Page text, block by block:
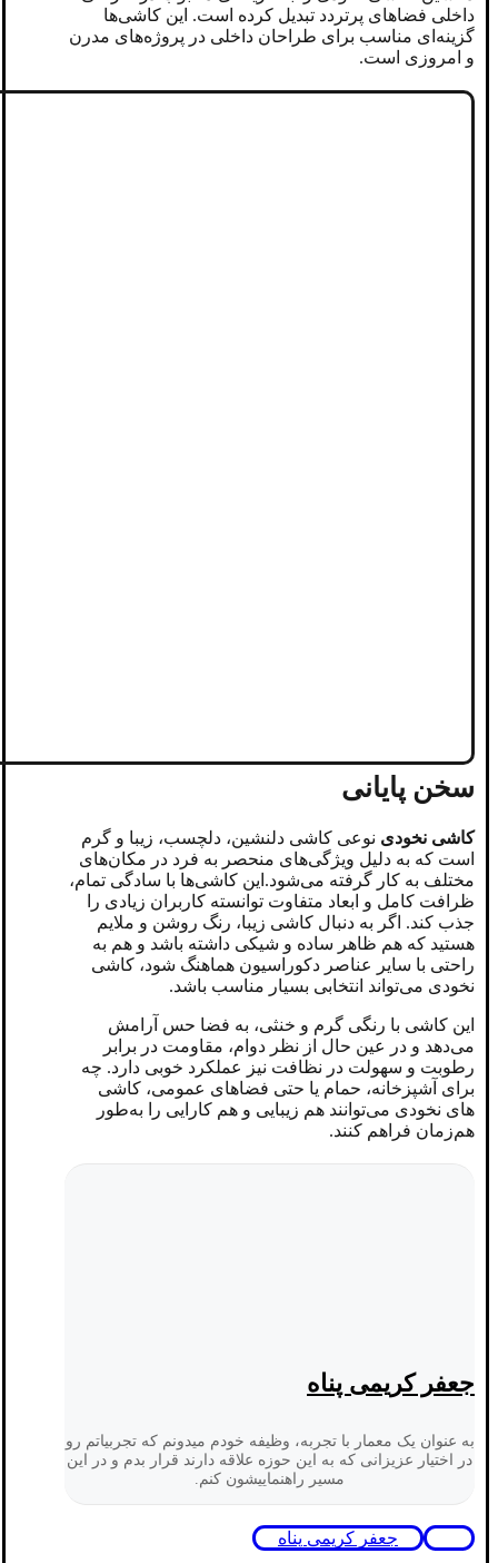
داخلی فضاهای پرتردد تبدیل کرده است. این کاشی‌ها
گزینه‌ای مناسب برای طراحان داخلی در پروژه‌های مدرن
و امروزی است.
سخن پایانی
کاشی نخودی نوعی کاشی دلنشین، دلچسب، زیبا و گرم
است که به دلیل ویژگی‌های منحصر به فرد در مکان‌های‌
مختلف به کار گرفته می‌شود.‌این کاشی‌ها با سادگی تمام،
ظرافت کامل و ابعاد متفاوت توانسته کاربران زیادی را
جذب کند. اگر به‌ دنبال کاشی‌ زیبا، رنگ روشن و ملایم
هستید که هم ظاهر ساده و شیکی داشته باشد و هم به‌
راحتی با سایر عناصر دکوراسیون هماهنگ شود، کاشی
نخودی می‌تواند انتخابی بسیار مناسب باشد.
این کاشی با رنگی گرم و خنثی، به فضا حس آرامش
می‌دهد و در عین حال از نظر دوام، مقاومت در برابر
رطوبت و سهولت در نظافت نیز عملکرد خوبی دارد. چه
برای آشپزخانه، حمام یا حتی فضاهای عمومی، کاشی
های نخودی می‌توانند هم زیبایی و هم کارایی را به‌طور
هم‌زمان فراهم کنند.
جعفر کریمی پناه
به عنوان یک معمار با تجربه، وظیفه خودم میدونم که تجربیاتم رو
در اختیار عزیزانی که به این حوزه علاقه دارند قرار بدم و در این
مسیر راهنماییشون کنم.
جعفر کریمی پناه